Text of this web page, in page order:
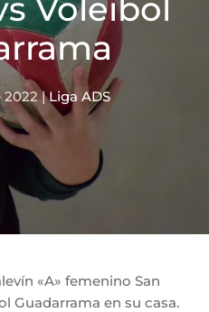
Voleibol
2022|Liga ADS
«A» femenino San
Guadarrama en su casa.